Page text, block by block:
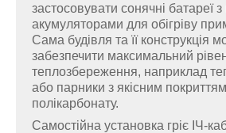
застосовувати сонячні батареї з
акумуляторами для обігріву
Сама будівля та її конструкція
забезпечити максимальний
теплозбереження, наприклад
або парники з якісним
полікарбонату.
Самостійна установка гріє ІЧ-